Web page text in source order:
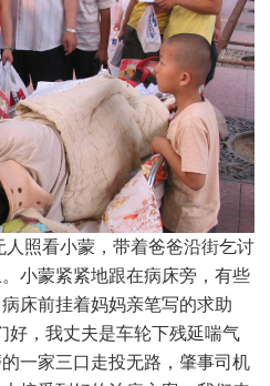
人照看小蒙，带着爸爸沿街乞讨
小蒙紧紧地跟在病床旁，有些
床前挂着妈妈亲笔写的求助
好，我丈夫是车轮下残延喘气
一家三口走投无路，肇事司机